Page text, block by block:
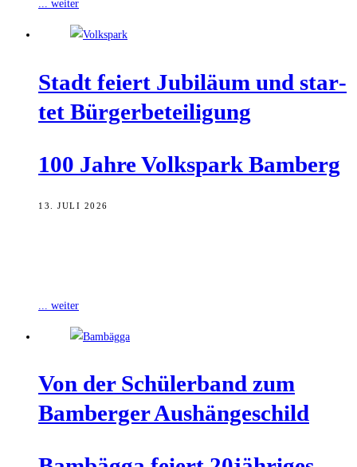
... weiter
Stadt fei­ert Jubi­lä­um und star­
tet Bürgerbeteiligung
100 Jah­re Volks­park Bamberg
13. JULI 2026
... weiter
Von der Schü­ler­band zum
Bam­ber­ger Aushängeschild